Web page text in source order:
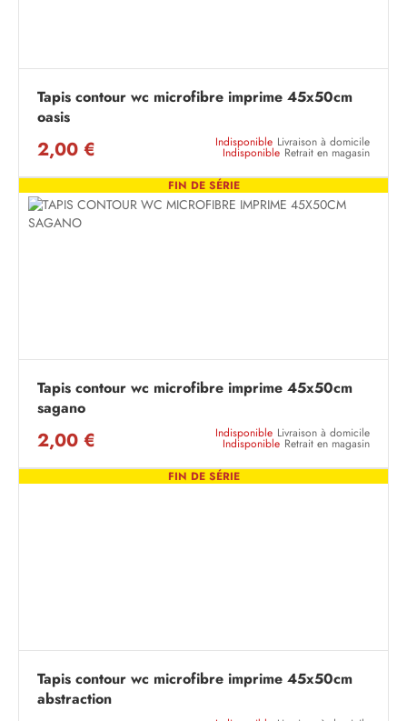
Tapis contour wc microfibre imprime 45x50cm
oasis
2,00 € Indisponible Livraison à domicile
Indisponible Retrait en magasin
FIN DE SÉRIE
Tapis contour wc microfibre imprime 45x50cm
sagano
2,00 € Indisponible Livraison à domicile
Indisponible Retrait en magasin
FIN DE SÉRIE
Tapis contour wc microfibre imprime 45x50cm
abstraction